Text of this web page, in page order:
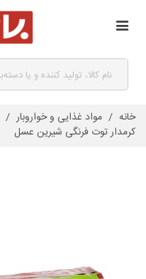
خانه / مواد غذایی و خواروبار /
کرمدار توت فرنگی شیرین عسل